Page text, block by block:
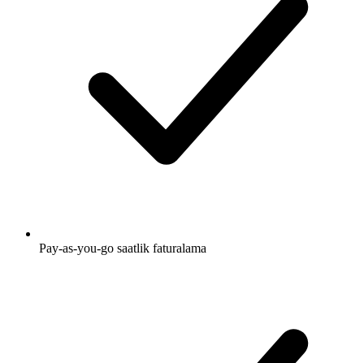
Pay-as-you-go saatlik faturalama